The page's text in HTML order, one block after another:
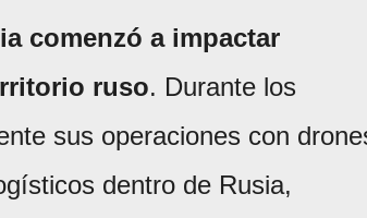
comenzó a impactar
ruso. Durante los
sus operaciones con
dentro de Rusia,